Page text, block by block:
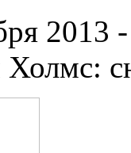
2013